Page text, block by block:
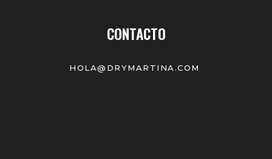
CONTACTO
HOLA@DRYMARTINA.COM